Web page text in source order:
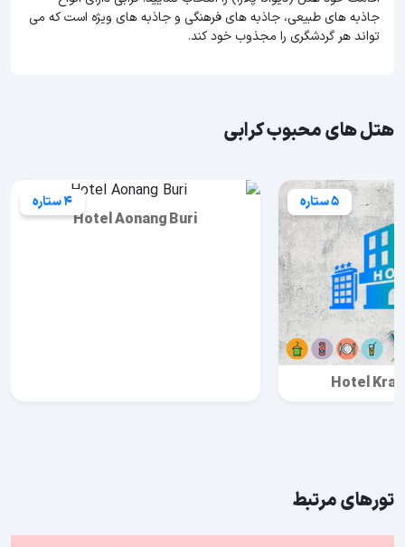
جاذبه های طبیعی، جاذبه های فرهنگی و جاذبه های ویژه است که می
تواند هر گردشگری را مجذوب خود کند.
هتل های محبوب کرابی
5 ستاره
Hotel
4 ستاره
Hotel Aonang Buri
تورهای مرتبط